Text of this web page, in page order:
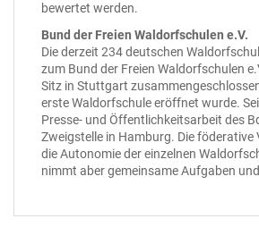
bewertet werden.
Bund der Freien Waldorfschulen e.V.
Die derzeit 234 deutschen
zum Bund der Freien Waldorfschulen
Sitz in Stuttgart
erste Waldorfschule eröffnet wurde.
Presse- und Öffentlichkeitsarbeit des
Zweigstelle in Hamburg. Die föderative
die Autonomie der einzelnen
nimmt aber gemeinsame Aufgaben